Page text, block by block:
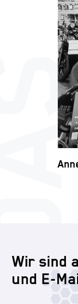
Wir sind
und E-